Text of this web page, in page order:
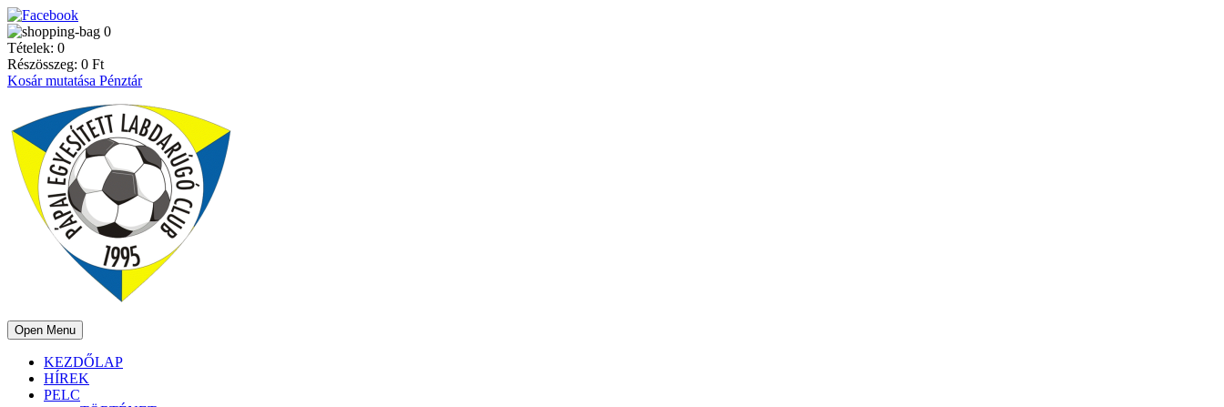
0
Tételek: 0
Részösszeg: 0 Ft
Kosár mutatása Pénztár
Open Menu
KEZDŐLAP
HÍREK
PELC